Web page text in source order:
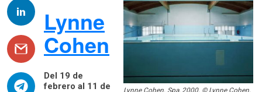
Lynne Cohen. Spa, 2000. © Lynne Cohen,
Lynne
Cohen
Del 19 de
febrero al 11 de